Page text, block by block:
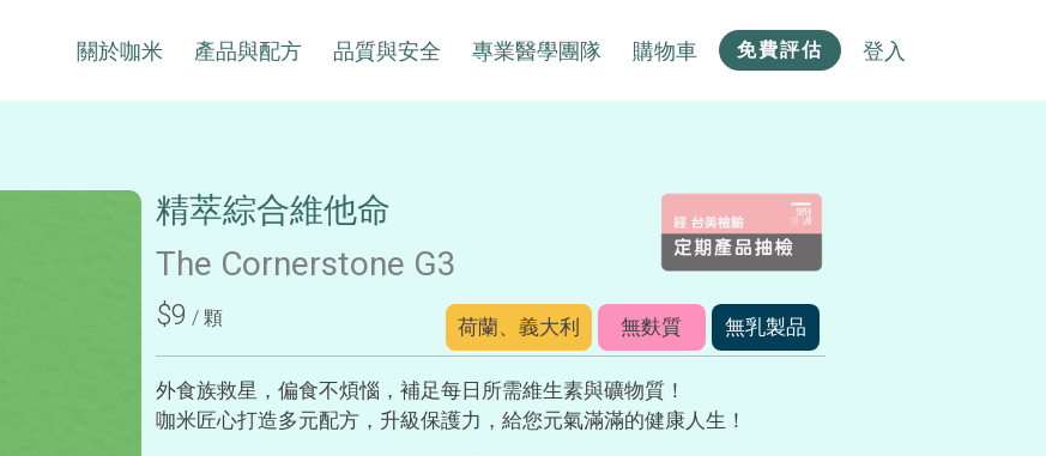
關於咖米 產品與配方 品質與安全 專業醫學團隊 購物車 免費評估 登入
精萃綜合維他命
The Cornerstone G3
$9 / 顆 荷蘭、義大利 無麩質 無乳製品
外食族救星，偏食不煩惱，補足每日所需維生素與礦物質！
咖米匠心打造多元配方，升級保護力，給您元氣滿滿的健康人生！